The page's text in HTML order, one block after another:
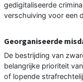
gedigitaliseerde
verschuiving voor een
Georganiseerde
De bestrijding van
belangrijke prioriteit
of lopende